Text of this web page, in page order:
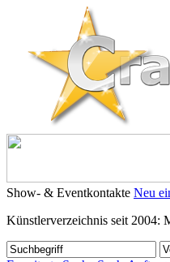
Show- & Eventkontakte Neu
Künstlerverzeichnis seit 2004: